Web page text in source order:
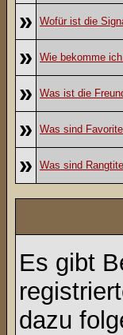
» Wofür ist die
» Wie bekomme
» Was ist die
» Was sind
» Was sind
Es gibt
dazu